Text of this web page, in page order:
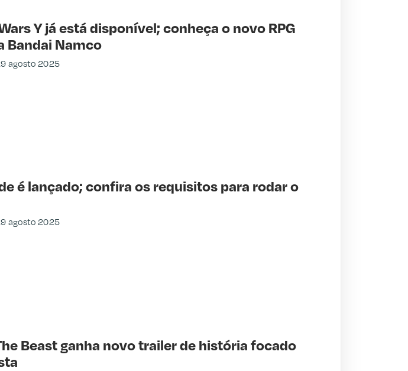
Y já está disponível; conheça o novo RPG
Bandai Namco
agosto 2025
é lançado; confira os requisitos para rodar o
agosto 2025
Beast ganha novo trailer de história focado